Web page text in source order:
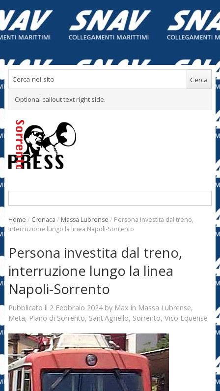
Optional callout text right side.
Home / Cronaca / Massa Lubrense / Persona investita dal treno,
interruzione lungo la linea Napoli-Sorrento
Persona investita dal treno,
interruzione lungo la linea
Napoli-Sorrento
Pubblicato il 2 Febbraio 2024by Max in Massa Lubrense,
Meta, Piano di Sorrento, Sant'Agnello, Sorrento, Vico Equense